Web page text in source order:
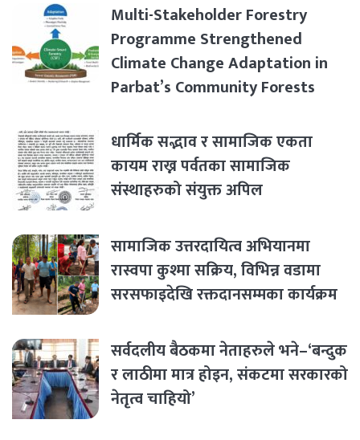
Multi-Stakeholder Forestry
Programme Strengthened
Climate Change Adaptation in
Parbat’s Community Forests
धार्मिक सद्भाव र सामाजिक एकता
कायम राख्न पर्वतका सामाजिक
संस्थाहरुको संयुक्त अपिल
सामाजिक उत्तरदायित्व अभियानमा
रास्वपा कुश्मा सक्रिय, विभिन्न वडामा
सरसफाइदेखि रक्तदानसम्मका कार्यक्रम
सर्वदलीय बैठकमा नेताहरुले भने–‘बन्दुक
र लाठीमा मात्र होइन, संकटमा सरकारको
नेतृत्व चाहियो’